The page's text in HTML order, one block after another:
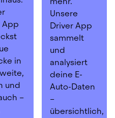
App
in
und
–
Unsere
Driver App
sammelt
und
analysiert
deine E-
Auto-Daten
–
übersichtlich,